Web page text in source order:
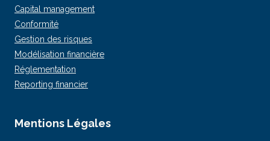
Capital management
Conformité
Gestion des risques
Modélisation financière
Réglementation
Reporting financier
Mentions Légales